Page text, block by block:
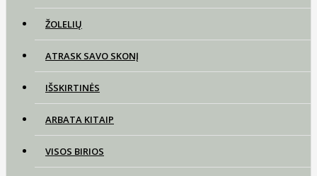
ŽOLELIŲ
ATRASK SAVO SKONĮ
IŠSKIRTINĖS
ARBATA KITAIP
VISOS BIRIOS